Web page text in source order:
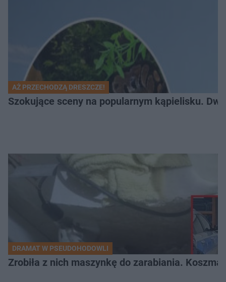
AŻ PRZECHODZĄ DRESZCZE!
Szokujące sceny na popularnym kąpielisku.
DRAMAT W PSEUDOHODOWLI
Zrobiła z nich maszynkę do zarabiania.